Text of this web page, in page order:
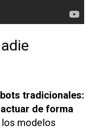
tradicionales:
de forma
modelos